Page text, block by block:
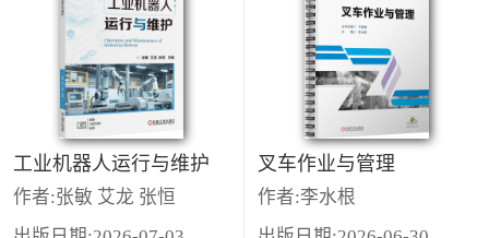
工业机器人运行与维护
作者:张敏 艾龙 张恒
叉车作业与管理
作者:李水根